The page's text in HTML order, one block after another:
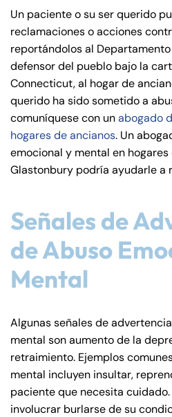
Un paciente o su ser querido
reclamaciones o acciones
reportándolos al
defensor del pueblo bajo la
Connecticut, al hogar de
querido ha sido sometido a
comuníquese con unabogado
hogares de ancianos. Un
emocional y mental en
Glastonbury podría ayudarle a
Señales de
de Abuso
Mental
Algunas señales de
mental son aumento de la
retraimiento. Ejemplos
mental incluyen insultar,
paciente que necesita
involucrar burlarse de su